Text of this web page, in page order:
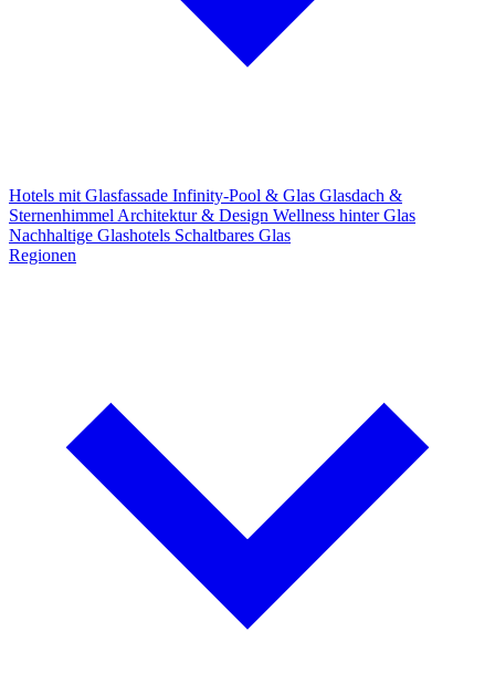
Hotels mit Glasfassade Infinity-Pool & Glas Glasdach &
Sternenhimmel Architektur & Design Wellness hinter Glas
Nachhaltige Glashotels Schaltbares Glas
Regionen